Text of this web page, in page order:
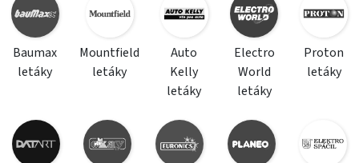
Baumax
letáky
Mountfield
letáky
Auto
Kelly
letáky
Electro
World
letáky
Proton
letáky